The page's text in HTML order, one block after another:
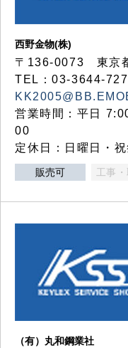
西野金物(株)
〒136-0073 東京
TEL：
営業時間：平日
00
定休日：日曜日・祝
販売可 工事
（有）丸和鋼業社